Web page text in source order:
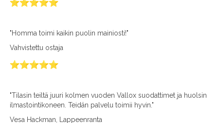
"Homma toimi kaikin puolin mainiosti!"
Vahvistettu ostaja
"Tilasin teiltä juuri kolmen vuoden Vallox suodattimet ja huolsin
ilmastointikoneen. Teidän palvelu toimii hyvin."
Vesa Hackman, Lappeenranta